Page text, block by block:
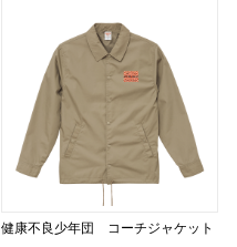
健康不良少年団 コーチジャケット